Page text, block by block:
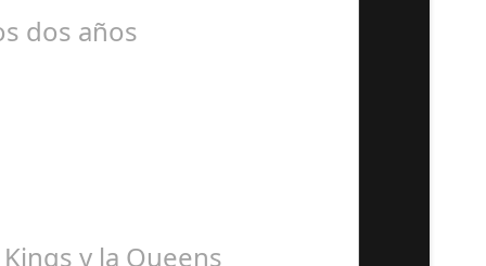
dos años
y la Queens